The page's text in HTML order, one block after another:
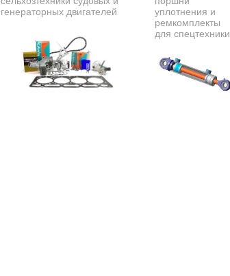
генераторных двигателей
уплотнения и
ремкомплекты
для спецтехники